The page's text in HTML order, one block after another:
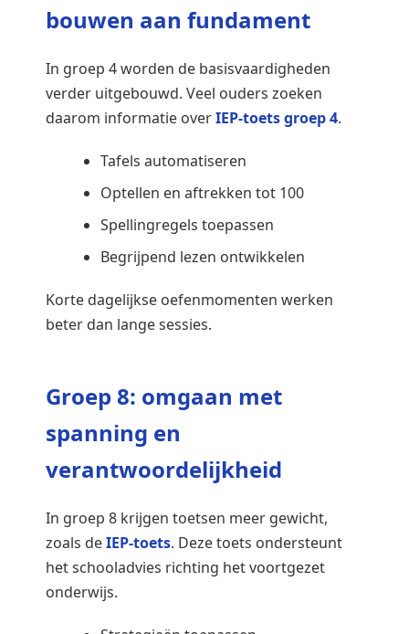
bouwen aan fundament
In groep 4 worden de basisvaardigheden
verder uitgebouwd. Veel ouders zoeken
daarom informatie overIEP-toets groep 4.
Tafels automatiseren
Optellen en aftrekken tot 100
Spellingregels toepassen
Begrijpend lezen ontwikkelen
Korte dagelijkse oefenmomenten werken
beter dan lange sessies.
Groep 8: omgaan met
spanning en
verantwoordelijkheid
In groep 8 krijgen toetsen meer gewicht,
zoals deIEP-toets. Deze toets ondersteunt
het schooladvies richting het voortgezet
onderwijs.